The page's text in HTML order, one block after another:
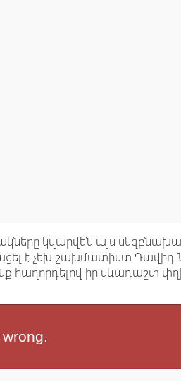
կվարվեն այս
է չեխ շախմատիստ
հաղորդելով իր սևադաշտ